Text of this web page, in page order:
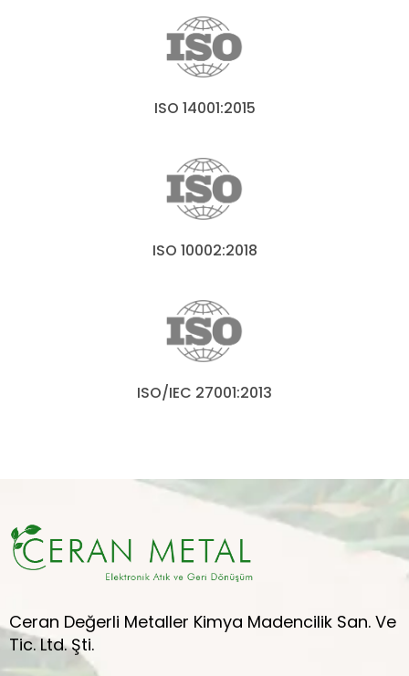
ISO 14001:2015
ISO 10002:2018
ISO/IEC 27001:2013
Ceran Değerli Metaller Kimya Madencilik San. Ve
Tic. Ltd. Şti.